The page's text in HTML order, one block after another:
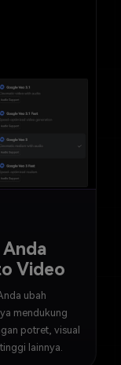
Video
ubah
mendukung
potret, visual
lainnya.